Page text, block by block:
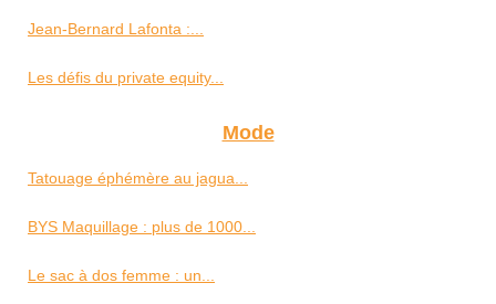
Jean-Bernard Lafonta :...
Les défis du private equity...
Mode
Tatouage éphémère au jagua...
BYS Maquillage : plus de 1000...
Le sac à dos femme : un...